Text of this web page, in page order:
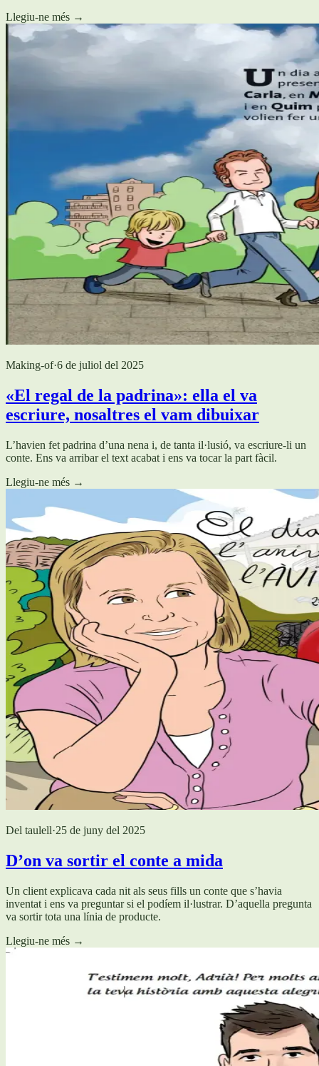
Llegiu-ne més →
Making-of·6 de juliol del 2025
«El regal de la padrina»: ella el va
escriure, nosaltres el vam dibuixar
L’havien fet padrina d’una nena i, de tanta il·lusió, va escriure-li un
conte. Ens va arribar el text acabat i ens va tocar la part fàcil.
Llegiu-ne més →
Del taulell·25 de juny del 2025
D’on va sortir el conte a mida
Un client explicava cada nit als seus fills un conte que s’havia
inventat i ens va preguntar si el podíem il·lustrar. D’aquella pregunta
va sortir tota una línia de producte.
Llegiu-ne més →